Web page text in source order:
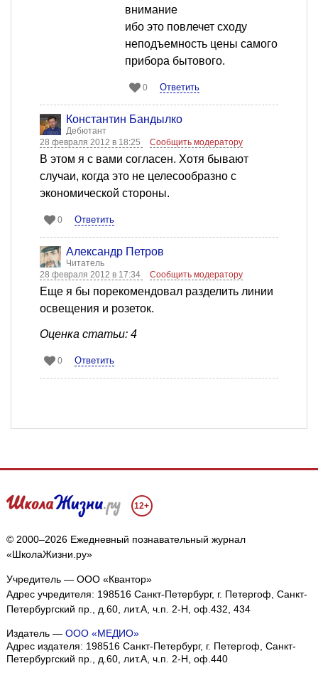
внимание
ибо это повлечет сходу
неподъемность цены самого
прибора бытового.
0 Ответить
Константин Бандылко
Дебютант
28 февраля 2012 в 18:25
Сообщить модератору
В этом я с вами согласен. Хотя бывают
случаи, когда это не целесообразно с
экономической стороны.
0 Ответить
Александр Петров
Читатель
28 февраля 2012 в 17:34
Сообщить модератору
Еще я бы порекомендовал разделить линии
освещения и розеток.
Оценка статьи: 4
0 Ответить
12+
© 2000–2026 Ежедневный познавательный журнал
«ШколаЖизни.ру»
Учредитель — ООО «Квантор»
Адрес учредителя: 198516 Санкт-Петербург, г. Петергоф, Санкт-
Петербургский пр., д.60, лит.А, ч.п. 2-Н, оф.432, 434
Издатель — ООО «МЕДИО»
Адрес издателя: 198516 Санкт-Петербург, г. Петергоф, Санкт-
Петербургский пр., д.60, лит.А, ч.п. 2-Н, оф.440